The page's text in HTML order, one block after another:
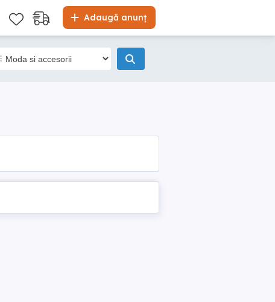
Adaugă anunț